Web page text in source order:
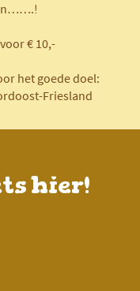
€ 10,-
het goede doel:
Friesland
hier!